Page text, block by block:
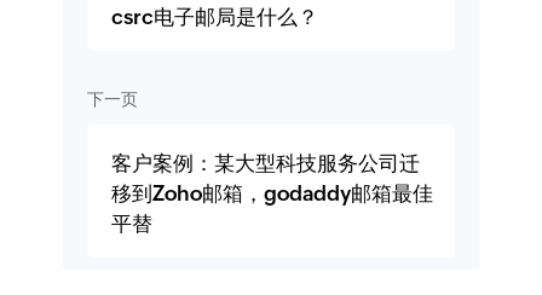
csrc电子邮局是什么？
下一页
客户案例：某大型科技服务公司迁
移到Zoho邮箱，godaddy邮箱最佳
平替